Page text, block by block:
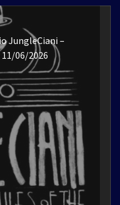
JungleCiani –
06/2026